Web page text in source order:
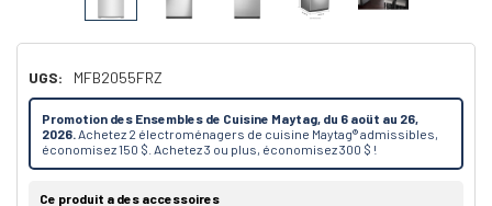
UGS: MFB2055FRZ
Promotion des Ensembles de Cuisine Maytag, du 6 aoüt au 26,
2026. Achetez 2 électroménagers de cuisine Maytag® admissibles,
économisez 150 $. Achetez 3 ou plus, économisez 300 $ !
Ce produit a des accessoires